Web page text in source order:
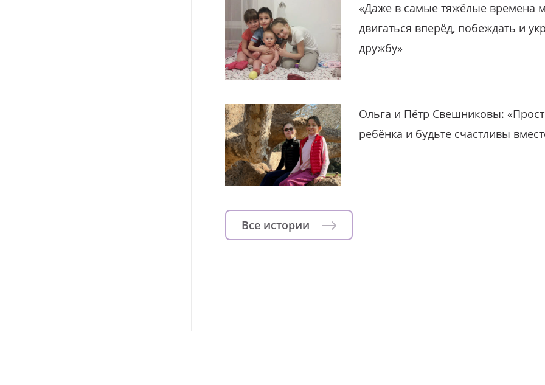
«Даже в самые тяжёлые времена
двигаться вперёд, побеждать и
дружбу»
Ольга и Пётр Свешниковы:
ребёнка и будьте счастливы
Все истории